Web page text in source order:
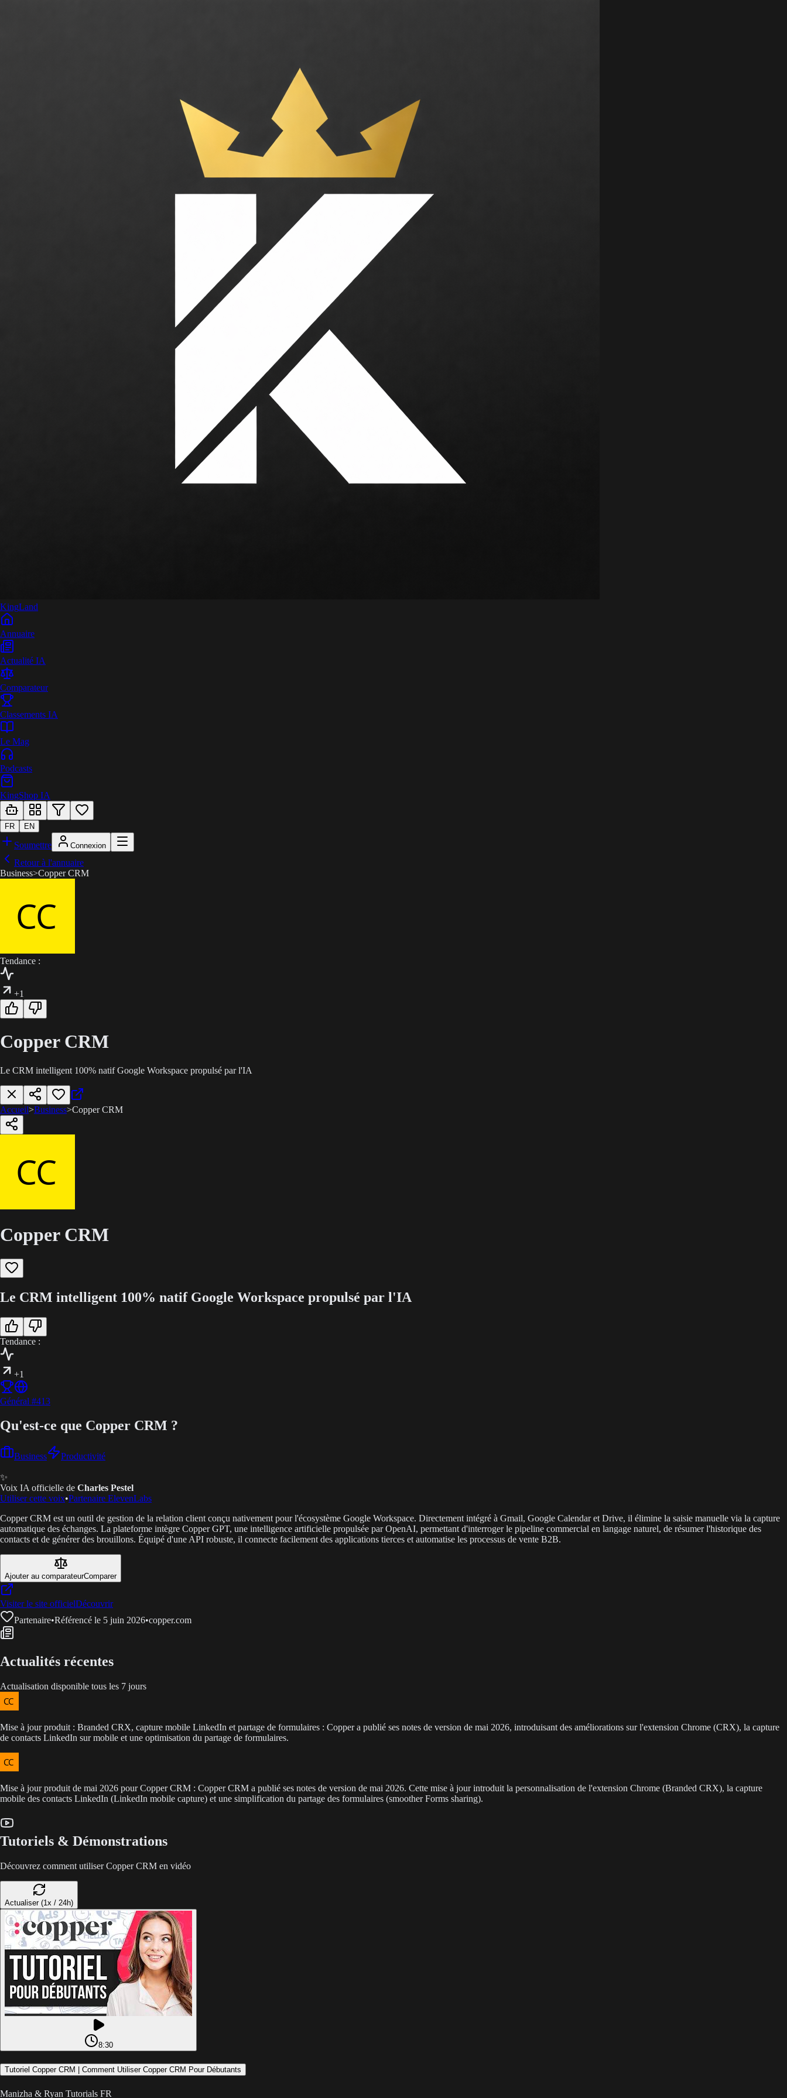
KingLand
Annuaire
Actualité IA
Comparateur
Classements IA
Le Mag
Podcasts
KingShop IA
FR EN
Soumettre Connexion
Retour à l'annuaire
Business>Copper CRM
Tendance :
+1
Copper CRM
Le CRM intelligent 100% natif Google Workspace propulsé par l'IA
Accueil>Business>Copper CRM
Copper CRM
Le CRM intelligent 100% natif Google Workspace propulsé par l'IA
Tendance :
+1
Général #413
Qu'est-ce que Copper CRM ?
Business Productivité
✨
Voix IA officielle de Charles Pestel
Utiliser cette voix•Partenaire ElevenLabs
Copper CRM est un outil de gestion de la relation client conçu nativement pour l'écosystème Google Workspace. Directement intégré à Gmail, Google Calendar et Drive, il élimine la saisie manuelle via la capture
automatique des échanges. La plateforme intègre Copper GPT, une intelligence artificielle propulsée par OpenAI, permettant d'interroger le pipeline commercial en langage naturel, de résumer l'historique des
contacts et de générer des brouillons. Équipé d'une API robuste, il connecte facilement des applications tierces et automatise les processus de vente B2B.
Ajouter au comparateurComparer
Visiter le site officielDécouvrir
Partenaire•Référencé le 5 juin 2026•copper.com
Actualités récentes
Actualisation disponible tous les 7 jours
Mise à jour produit : Branded CRX, capture mobile LinkedIn et partage de formulaires : Copper a publié ses notes de version de mai 2026, introduisant des améliorations sur l'extension Chrome (CRX), la capture
de contacts LinkedIn sur mobile et une optimisation du partage de formulaires.
Mise à jour produit de mai 2026 pour Copper CRM : Copper CRM a publié ses notes de version de mai 2026. Cette mise à jour introduit la personnalisation de l'extension Chrome (Branded CRX), la capture
mobile des contacts LinkedIn (LinkedIn mobile capture) et une simplification du partage des formulaires (smoother Forms sharing).
Tutoriels & Démonstrations
Découvrez comment utiliser Copper CRM en vidéo
Actualiser (1x / 24h)
8:30
Tutoriel Copper CRM | Comment Utiliser Copper CRM Pour Débutants
Manizha & Ryan Tutorials FR